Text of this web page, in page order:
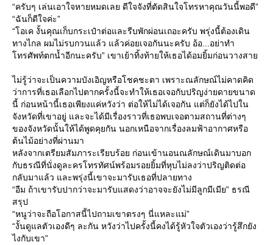
“ครับๆ เล่นเอาใจหายหมดเลย ดีใจจังที่ตัดสินใจโทรหาคุณวันนี้พอดี”
“ฉันก็ดีใจค่ะ”
“โอเค งั้นคุณเก็บกระเป๋าต่อและรีบพักผ่อนเถอะครับ พรุ่งนี้ต้องเดิน
ทางไกล ผมไม่รบกวนแล้ว แล้วค่อยเจอกันนะครับ อ้อ...อย่าทำ
ทรศัพท์ตกน้ำอีกนะครับ” เขาเย้าทิ้งท้ายให้เธอได้อมยิ้มก่อนวางสา
ไม่รู้ว่าจะเป็นความบังเอิญหรือโชคชะตา เพราะณลักษณ์ไม่คาดคิด
ว่าการที่เธอเลือกไปตากครั้งนี้จะทำให้เธอเจอกับปริญง่ายดายขนาด
นี้ ก่อนหน้านี้เธอเพียงแค่หวังว่า ต่อให้ไม่ได้เจอกัน แต่ก็ยังได้ไปใน
จังหวัดที่เขาอยู่ และจะได้มีเรื่องราวที่เธอพบเจอตามสถานที่ต่างๆ
ของจังหวัดนั้นให้ได้พูดคุยกัน นอกเหนือจากเรื่องลมฟ้าอากาศหรือ
ต้นไม้อย่างที่ผ่านมา
หลังจากเตรียมสัมภาระเรียบร้อย ก่อนเข้านอนณลักษณ์เดินมาบอก
กับธรณีที่นั่งดูละครโทรทัศน์พร้อมรอยยิ้มที่หุบไม่ลงว่าปริญติดต่อ
กลับมาแล้ว และพรุ่งนี้เขาจะมารับเธอที่ปลายทาง
“อืม ถ้าเขารับปากว่าจะมารับแสดงว่าอาจจะยังไม่มีลูกมีเมีย” ธรณี
สรุป
“หนูว่าจะถือโอกาสนี้ไปถามเขาตรงๆ นี่แหละแม่”
“งั้นดูแลตัวเองดีๆ ละกัน หวังว่าไปครั้งนี้คงได้รู้หัวใจตัวเองว่ารู้สึกยัง
ไงกับเขา”